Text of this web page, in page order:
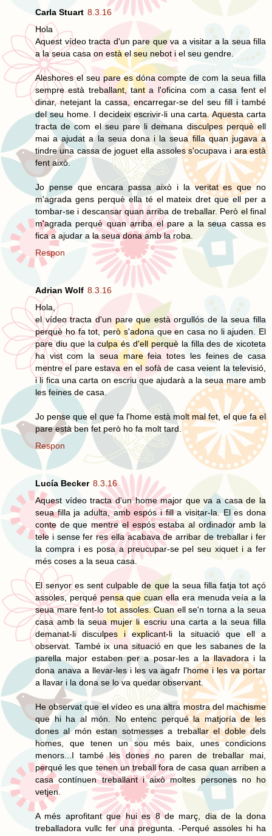
Carla Stuart 8.3.16
Hola
Aquest vídeo tracta d'un pare que va a visitar a la seua filla
a la seua casa on està el seu nebot i el seu gendre.
Aleshores el seu pare es dóna compte de com la seua filla
sempre està treballant, tant a l'oficina com a casa fent el
dinar, netejant la cassa, encarregar-se del seu fill i també
del seu home. I decideix escrivir-li una carta. Aquesta carta
tracta de com el seu pare li demana disculpes perquè ell
mai a ajudat a la seua dona i la seua filla quan jugava a
tindre una cassa de joguet ella assoles s'ocupava i ara està
fent això.
Jo pense que encara passa això i la veritat es que no
m'agrada gens perquè ella té el mateix dret que ell per a
tombar-se i descansar quan arriba de treballar. Però el final
m'agrada perquè quan arriba el pare a la seua cassa es
fica a ajudar a la seua dona amb la roba.
Respon
Adrian Wolf 8.3.16
Hola,
el vídeo tracta d'un pare que està orgullós de la seua filla
perquè ho fa tot, però s'adona que en casa no li ajuden. El
pare diu que la culpa és d'ell perquè la filla des de xicoteta
ha vist com la seua mare feia totes les feines de casa
mentre el pare estava en el sofà de casa veient la televisió,
i li fica una carta on escriu que ajudarà a la seua mare amb
les feines de casa.
Jo pense que el que fa l'home està molt mal fet, el que fa el
pare està ben fet però ho fa molt tard.
Respon
Lucía Becker 8.3.16
Aquest vídeo tracta d'un home major que va a casa de la
seua filla ja adulta, amb espós i fill a visitar-la. El es dona
conte de que mentre el espós estaba al ordinador amb la
tele i sense fer res ella acabava de arribar de treballar i fer
la compra i es posa a preucupar-se pel seu xiquet i a fer
més coses a la seua casa.
El senyor es sent culpable de que la seua filla fatja tot açó
assoles, perqué pensa que cuan ella era menuda veía a la
seua mare fent-lo tot assoles. Cuan ell se'n torna a la seua
casa amb la seua mujer li escriu una carta a la seua filla
demanat-li disculpes i explicant-li la situació que ell a
observat. També ix una situació en que les sabanes de la
parella major estaben per a posar-les a la llavadora i la
dona anava a llevar-les i les va agafr l'home i les va portar
a llavar i la dona se lo va quedar observant.
He observat que el vídeo es una altra mostra del machisme
que hi ha al món. No entenc perqué la matjoría de les
dones al món estan sotmesses a treballar el doble dels
homes, que tenen un sou més baix, unes condicions
menors...I també les dones no paren de treballar mai,
perqué les que tenen un treball fora de casa quan arriben a
casa contínuen treballant i això moltes persones no ho
vetjen.
A més aprofitant que hui es 8 de març, dia de la dona
treballadora vullc fer una pregunta. -Perqué assoles hi ha